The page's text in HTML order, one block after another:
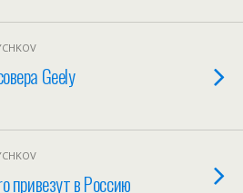
Geely
привезут в Россию